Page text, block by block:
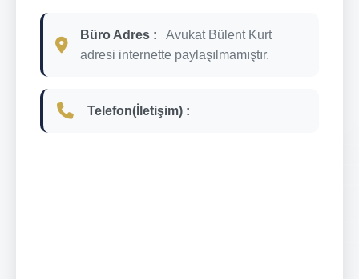
Büro Adres :
Avukat Bülent Kurt
adresi internette paylaşılmamıştır.
Telefon(İletişim) :